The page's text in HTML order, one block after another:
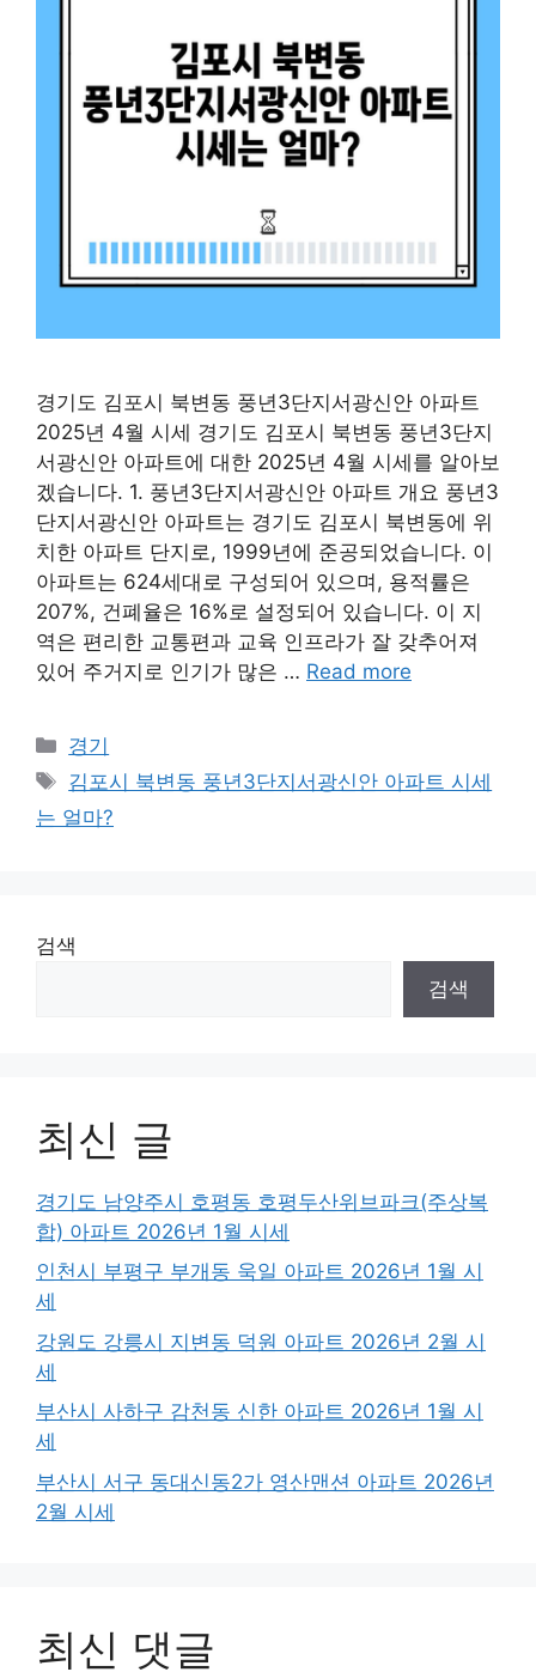
경기도 김포시 북변동 풍년3단지서광신안 아파트
2025년 4월 시세 경기도 김포시 북변동 풍년3단지
서광신안 아파트에 대한 2025년 4월 시세를 알아보
겠습니다. 1. 풍년3단지서광신안 아파트 개요 풍년3
단지서광신안 아파트는 경기도 김포시 북변동에 위
치한 아파트 단지로, 1999년에 준공되었습니다. 이
아파트는 624세대로 구성되어 있으며, 용적률은
207%, 건폐율은 16%로 설정되어 있습니다. 이 지
역은 편리한 교통편과 교육 인프라가 잘 갖추어져
있어 주거지로 인기가 많은 … Read more
Categories
경기
Tags
김포시 북변동 풍년3단지서광신안 아파트 시세
는 얼마?
검색
검색
최신 글
경기도 남양주시 호평동 호평두산위브파크(주상복
합) 아파트 2026년 1월 시세
인천시 부평구 부개동 욱일 아파트 2026년 1월 시
세
강원도 강릉시 지변동 덕원 아파트 2026년 2월 시
세
부산시 사하구 감천동 신한 아파트 2026년 1월 시
세
부산시 서구 동대신동2가 영산맨션 아파트 2026년
2월 시세
최신 댓글